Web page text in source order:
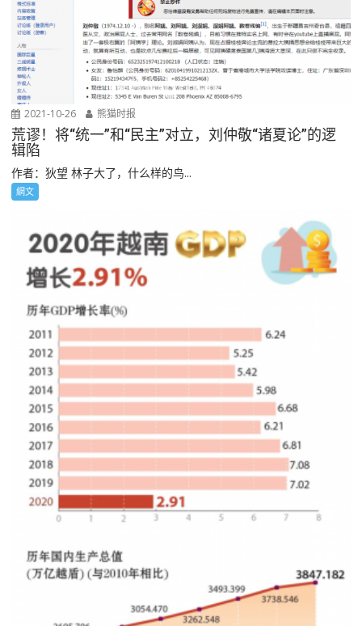
2021-10-26 熊猫时报
荒谬！将“统一”和“民主”对立，刘仲敬“诸夏论”的逻
辑陷
作者：狄望 林子大了，什么样的鸟...
網文